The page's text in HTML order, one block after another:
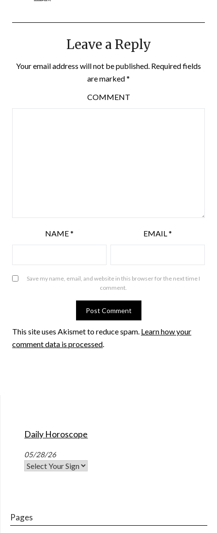
Leave a Reply
Your email address will not be published. Required fields
are marked*
COMMENT
NAME* EMAIL*
Save my name, email, and website in this browser for the next time I
comment.
This site uses Akismet to reduce spam. Learn how your
comment data is processed.
Daily Horoscope
05/28/26
Pages